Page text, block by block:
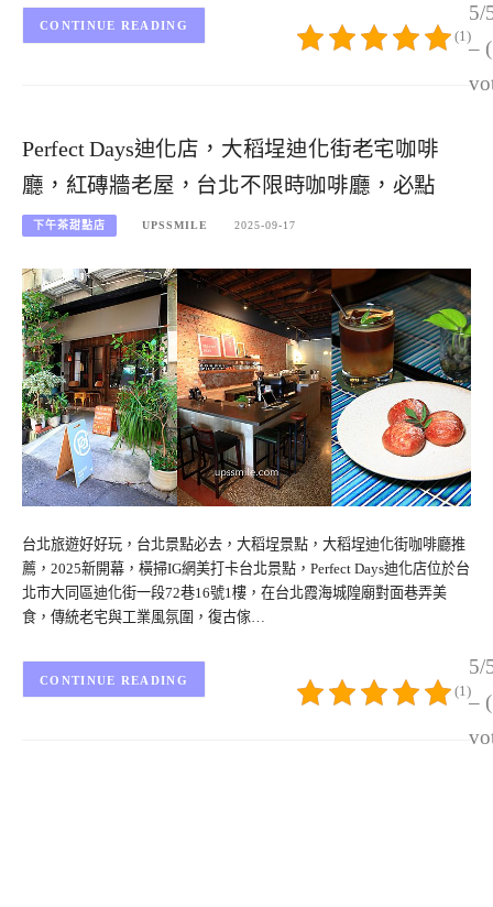
5/
–
(1)
CONTINUE READING
Perfect Days迪化店，大稻埕迪化街老宅咖啡
廳，紅磚牆老屋，台北不限時咖啡廳，必點
下午茶甜點店 UPSSMILE 2025-09-17
台北旅遊好好玩，台北景點必去，大稻埕景點，大稻埕迪化街咖啡廳推
薦，2025新開幕，橫掃IG網美打卡台北景點，Perfect Days迪化店位於台
北市大同區迪化街一段72巷16號1樓，在台北霞海城隍廟對面巷弄美
食，傳統老宅與工業風氛圍，復古傢…
5/
–
(1)
CONTINUE READING